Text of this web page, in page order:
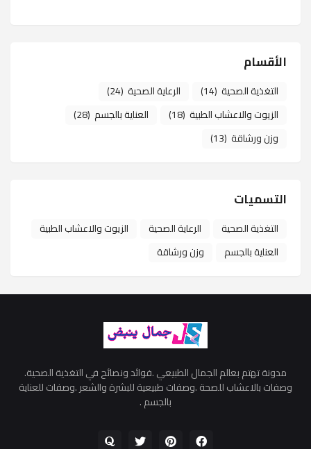
الأقسام
التغذية الصحية (14) الرعاية الصحية (24)
الزيوت والاعشاب الطبية (18) العناية بالجسم (28)
وزن ورشاقة (13)
التسميات
التغذية الصحية الرعاية الصحية
الزيوت والاعشاب الطبية
العناية بالجسم
وزن ورشاقة
مدونة تهتم بعالم الجمال الطبيعي .فوائد ونصائح في التغذية الصحية.
وصفات بالاعشاب للصحة .وصفات طبيعية للبشرة والشعر .وصفات للعناية
بالجسم .